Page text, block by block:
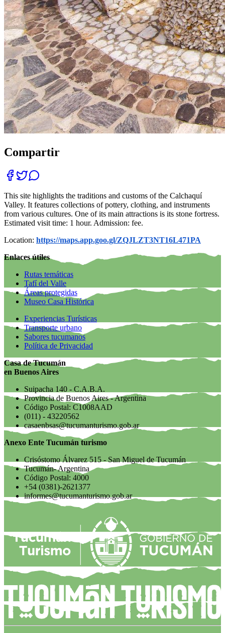
Compartir
This site highlights the traditions and customs of the Calchaquí
Valley. It features collections of pottery, clothing, and instruments
from various cultures. One of its main attractions is its stone fortress.
Estimated visit time: 1 hour. Admission: fee.
Location: https://maps.app.goo.gl/ZQJLZT3NT16L471PA
Enlaces útiles
Rutas temáticas
Tafí del Valle
Áreas protegidas
Museo Casa Histórica
Experiencias Turísticas
Transporte urbano
Sabores tucumanos
Política de Privacidad
Casa de Tucumán
en Buenos Aires
Suipacha 140 - C.A.B.A.
Provincia de Buenos Aires - Argentina
Código Postal: C1008AAD
(011) - 43220562
casaenbsas@tucumanturismo.gob.ar
Anexo Ente Tucumán turismo
Crisóstomo Álvarez 515 - San Miguel de Tucumán
Tucumán- Argentina
Código Postal: 4000
+54 (0381)-2621377
informes@tucumanturismo.gob.ar